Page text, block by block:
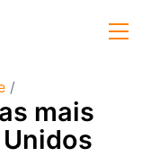
/
mais